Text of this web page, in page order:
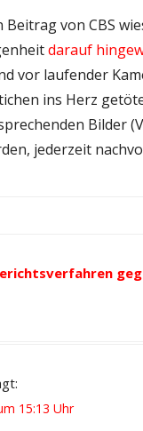
Beitrag von CBS
darauf
vor laufender
ins Herz
Bilder
jederzeit
15:13 Uhr